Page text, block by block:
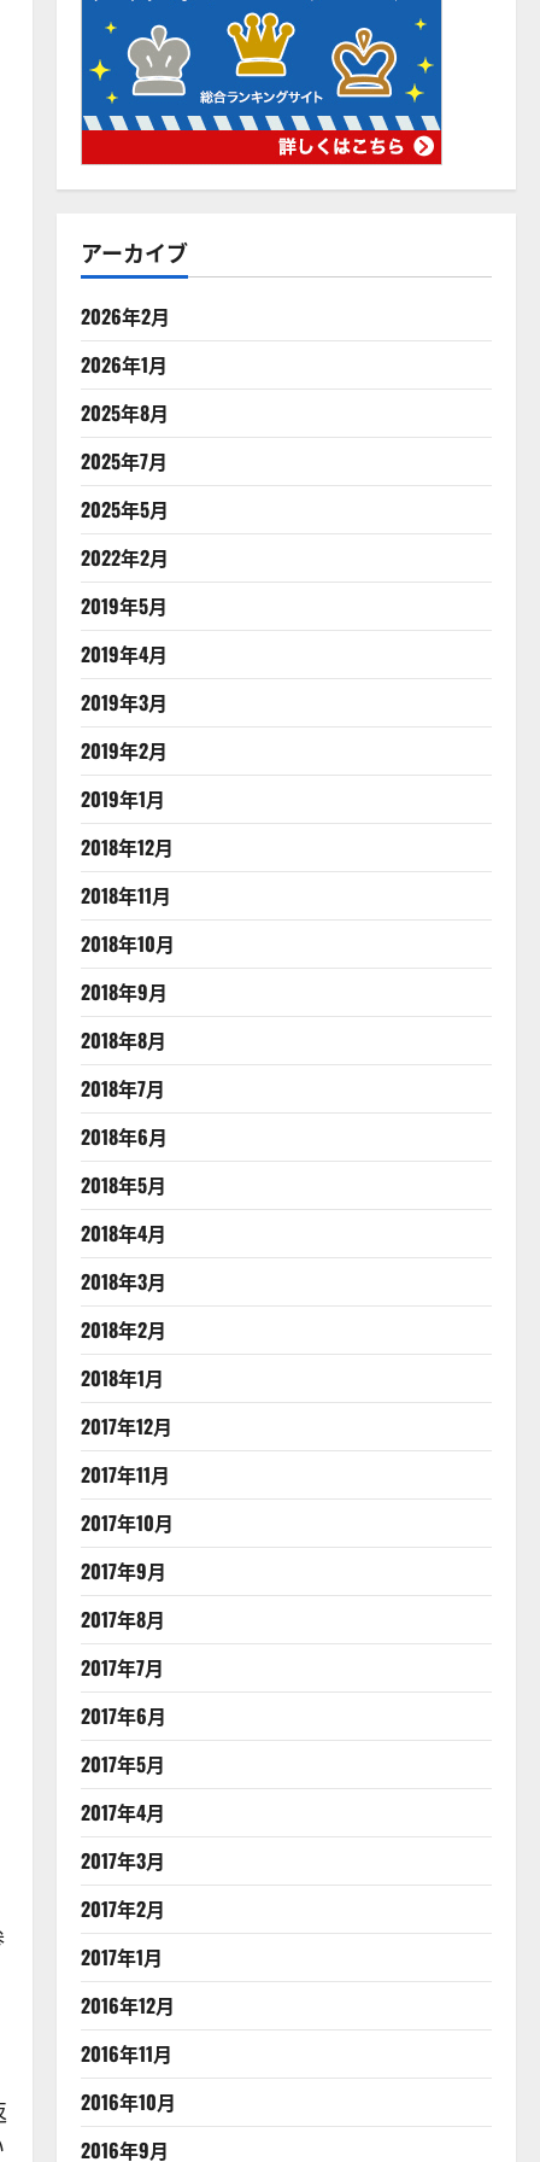
アーカイブ
2026年2月
2026年1月
2025年8月
2025年7月
2025年5月
2022年2月
2019年5月
2019年4月
2019年3月
2019年2月
2019年1月
2018年12月
2018年11月
2018年10月
2018年9月
2018年8月
2018年7月
2018年6月
2018年5月
2018年4月
2018年3月
2018年2月
2018年1月
2017年12月
2017年11月
2017年10月
2017年9月
2017年8月
2017年7月
2017年6月
2017年5月
2017年4月
2017年3月
2017年2月
2017年1月
2016年12月
2016年11月
2016年10月
2016年9月